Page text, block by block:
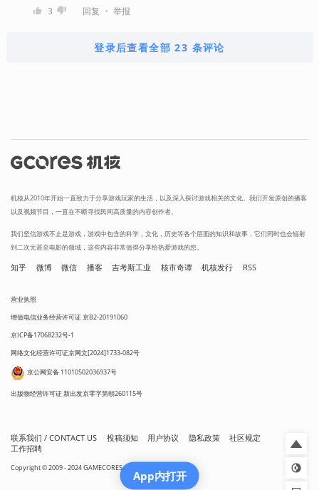
3 回复 ・ 举报
登录后查看全部 23 条评论
机核从2010年开始一直致力于分享游戏玩家的生活，以及深入探讨游戏相关的文化。我们开发原创的播客
以及视频节目，一直在不断寻找民间高质量的内容创作者。
我们坚信游戏不止是游戏，游戏中包含的科学，文化，历史等各个层面的知识和故事，它们同时也会辐射
到二次元甚至电影的领域，这些内容非常值得分享给热爱游戏的您。
知乎 微博 微信 播客 吉考斯工业 核市奇谭 机核发行 RSS
营业执照
增值电信业务经营许可证 京B2-20191060
京ICP备17068232号-1
网络文化经营许可证京网文[2024]1733-082号
京公网安备 11010502036937号
出版物经营许可证 新出发京零字第朝260115号
联系我们 / CONTACT US 投稿须知 用户协议 隐私政策
社区规定
工作招聘
Copyright © 2009 - 2024 GAMECORES. All Rights Reserved
App内打开